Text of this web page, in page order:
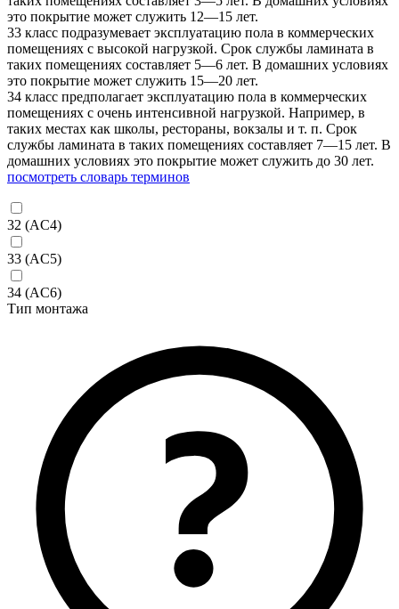
это покрытие может служить 12—15 лет.
33 класс подразумевает эксплуатацию пола в коммерческих
помещениях с высокой нагрузкой. Срок службы ламината в
таких помещениях составляет 5—6 лет. В домашних условиях
это покрытие может служить 15—20 лет.
34 класс предполагает эксплуатацию пола в коммерческих
помещениях с очень интенсивной нагрузкой. Например, в
таких местах как школы, рестораны, вокзалы и т. п. Срок
службы ламината в таких помещениях составляет 7—15 лет. В
домашних условиях это покрытие может служить до 30 лет.
посмотреть словарь терминов
32 (AC4)
33 (AC5)
34 (AC6)
Тип монтажа